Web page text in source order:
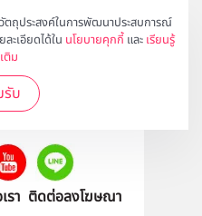
ถุประสงค์ในการพัฒนาประสบการณ์
ะเอียดได้ใน นโยบายคุกกี้ และ เรียนรู้
ติม
บ
ราได้ที่
รา ติดต่อลงโฆษณา